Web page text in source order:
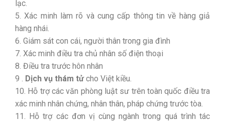
lạc.
5. Xác minh làm rõ và cung cấp thông tin về hàng giả
hàng nhái.
6. Giám sát con cái, người thân trong gia đình
7. Xác minh điều tra chủ nhân số điện thoại
8. Điều tra trước hôn nhân
9 . Dịch vụ thám tửcho Việt kiều.
10. Hỗ trợ các văn phòng luật sư trên toàn quốc điều tra
xác minh nhân chứng, nhân thân, pháp chứng trước tòa.
11. Hỗ trợ các đơn vị cùng ngành trong quá trình tác